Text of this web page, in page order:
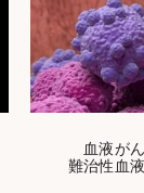
血液が
難治性血